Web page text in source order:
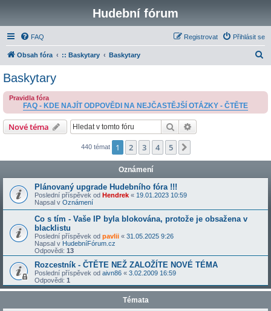
Hudební fórum
FAQ Přihlásit se
Registrovat
Obsah fóra :: Baskytary Baskytary
a
Baskytary
Pravidla fóra
FAQ - KDE NAJÍT ODPOVĚDI NA NEJČASTĚJŠÍ OTÁZKY - ČTĚTE
Nové téma Hledat
440 témat 1 2 3 4 5
Oznámení
Plánovaný upgrade Hudebního fóra !!!
Poslední příspěvek od Hendrek « 19.01.2023 10:59
Napsal v Oznámení
Co s tím - Vaše IP byla blokována, protože je obsažena v
blacklistu
Poslední příspěvek od pavlii « 31.05.2025 9:26
Napsal v HudebníFórum.cz
Odpovědi: 13
Rozcestník - ČTĚTE NEŽ ZALOŽÍTE NOVÉ TÉMA
Poslední příspěvek od aivn86 « 3.02.2009 16:59
Odpovědi: 1
Témata